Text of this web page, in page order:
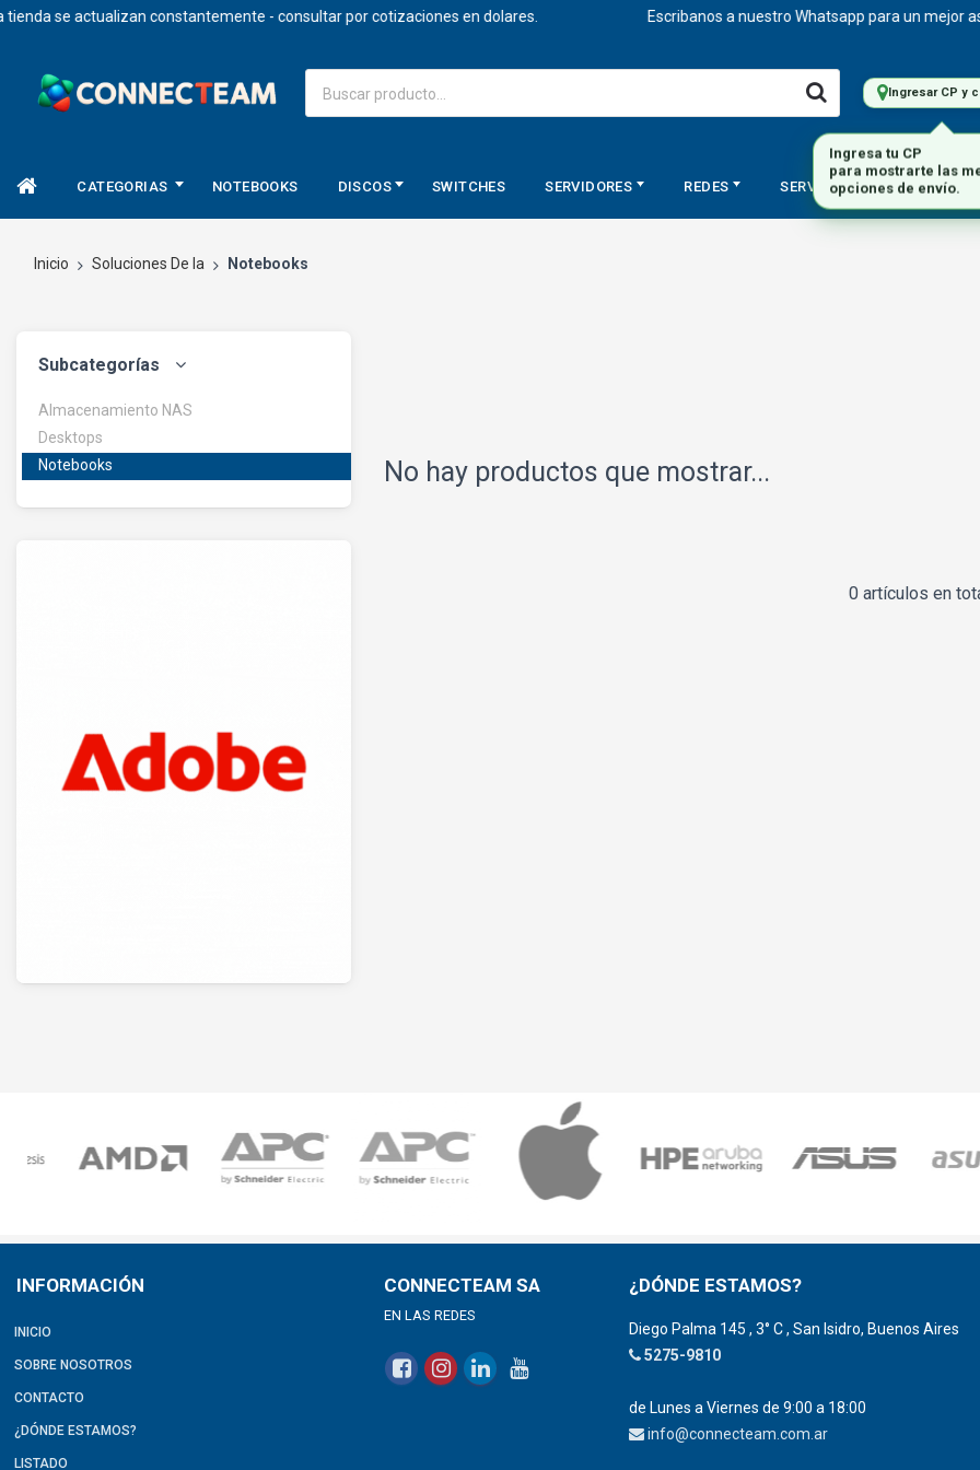
se actualizan constantemente - consultar por cotizaciones en dolares. Escribanos a nuestro Whatsapp para un mejor
Ingresar CP y
CATEGORIAS NOTEBOOKS DISCOS SWITCHES SERVIDORES REDES SERVICIOS STORAGE
Inicio Soluciones De Ia Notebooks
Subcategorías
Almacenamiento NAS
Desktops
Notebooks
No hay productos que mostrar...
0 artículos en
INFORMACIÓN
INICIO
SOBRE NOSOTROS
CONTACTO
¿DÓNDE ESTAMOS?
LISTADO
CONNECTEAM SA
EN LAS REDES
¿DÓNDE ESTAMOS?
Diego Palma 145 , 3° C , San Isidro, Buenos Aires
5275-9810
de Lunes a Viernes de 9:00 a 18:00
info@connecteam.com.ar